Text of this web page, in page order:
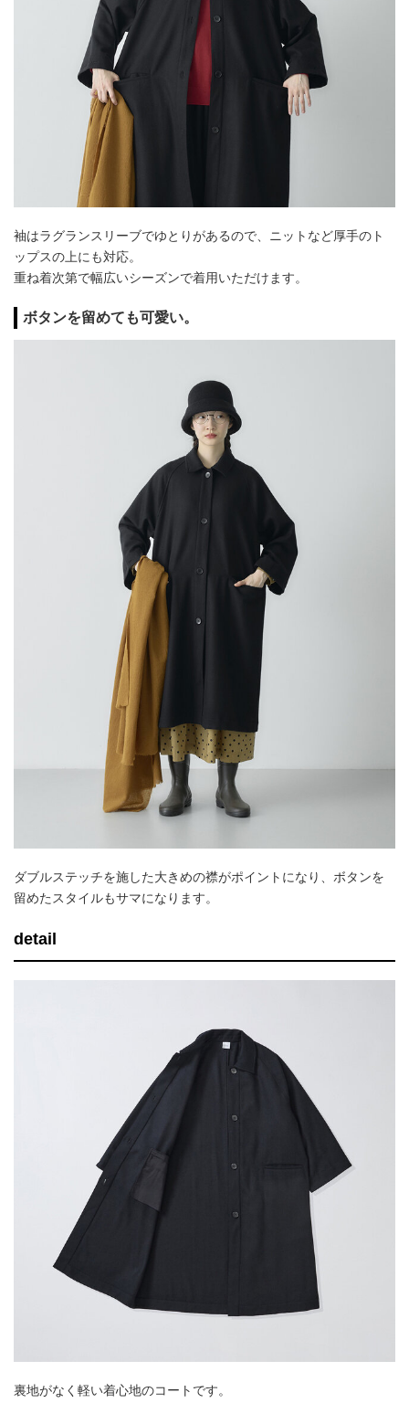
袖はラグランスリーブでゆとりがあるので、ニットなど厚手のト
ップスの上にも対応。
重ね着次第で幅広いシーズンで着用いただけます。
ボタンを留めても可愛い。
ダブルステッチを施した大きめの襟がポイントになり、ボタンを
留めたスタイルもサマになります。
detail
裏地がなく軽い着心地のコートです。